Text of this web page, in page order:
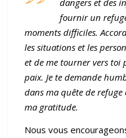
dangers et des
fournir un
moments difficiles.
les situations et les
et de me tourner vers toi
paix. Je te demande
dans ma quête de
ma gratitude.
Nous vous